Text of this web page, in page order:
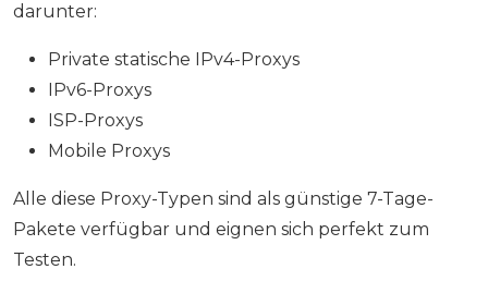
darunter:
Private statische IPv4-Proxys
IPv6-Proxys
ISP-Proxys
Mobile Proxys
Alle diese Proxy-Typen sind als günstige 7-Tage-
Pakete verfügbar und eignen sich perfekt zum
Testen.